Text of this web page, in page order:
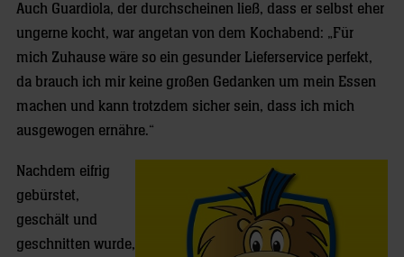
Auch Guardiola, der durchscheinen ließ, dass er selbst eher
ungerne kocht, war angetan von dem Kochabend: „Für
mich Zuhause wäre so ein gesunder Lieferservice perfekt,
da brauch ich mir keine großen Gedanken um mein Essen
machen und kann trotzdem sicher sein, dass ich mich
ausgewogen ernähre.“
Nachdem eifrig
gebürstet,
geschält und
geschnitten wurde,